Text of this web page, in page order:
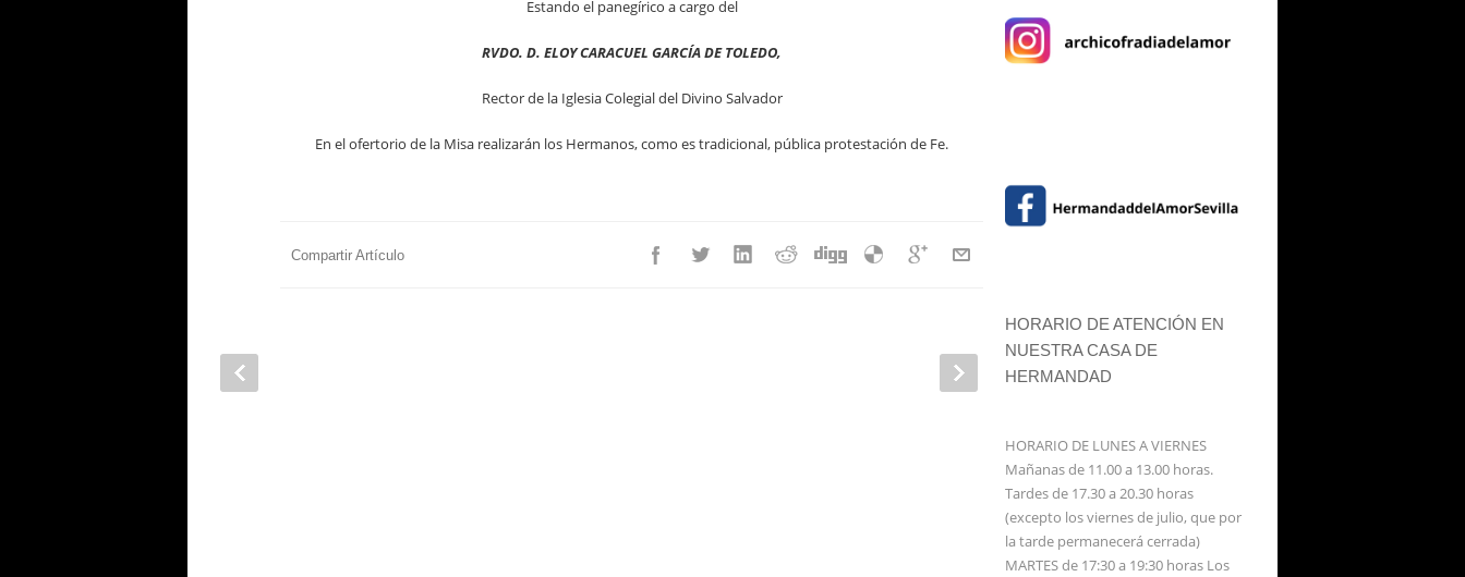
Estando el panegírico a cargo del
RVDO. D. ELOY CARACUEL GARCÍA DE TOLEDO,
Rector de la Iglesia Colegial del Divino Salvador
En el ofertorio de la Misa realizarán los Hermanos, como es tradicional, pública protestación de Fe.
Compartir Artículo
HORARIO DE ATENCIÓN EN
NUESTRA CASA DE
HERMANDAD
HORARIO DE LUNES A VIERNES
Mañanas de 11.00 a 13.00 horas.
Tardes de 17.30 a 20.30 horas
(excepto los viernes de julio, que por
la tarde permanecerá cerrada)
MARTES de 17:30 a 19:30 horas Los